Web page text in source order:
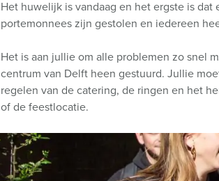
Het huwelijk is vandaag en het ergste is
portemonnees zijn gestolen en iedereen
Het is aan jullie om alle problemen zo snel
centrum van Delft heen gestuurd. Jullie
regelen van de catering, de ringen en het
of de feestlocatie.